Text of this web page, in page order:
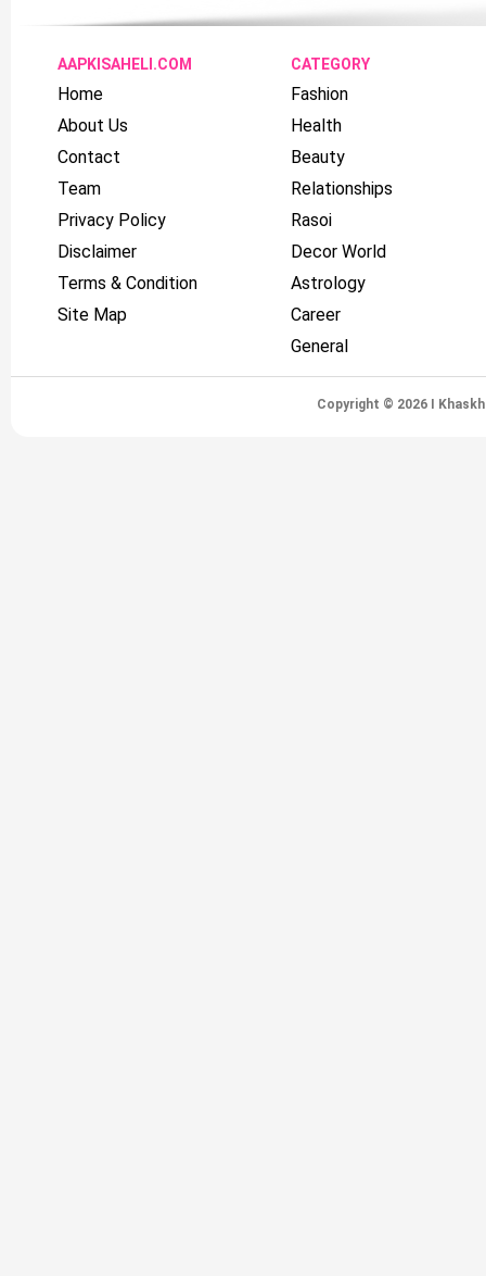
AAPKISAHELI.COM
Home
About Us
Contact
Team
Privacy Policy
Disclaimer
Terms & Condition
Site Map
CATEGORY
Fashion
Health
Beauty
Relationships
Rasoi
Decor World
Astrology
Career
General
Copyright © 2026 I